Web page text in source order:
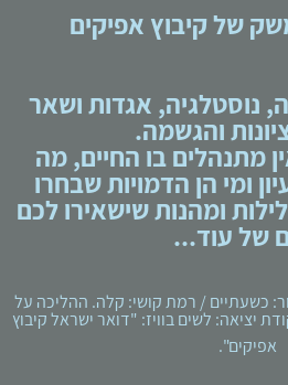
של קיבוץ אפיקים
נוסטלגיה, אגדות ושאר
והגשמה.
מתנהלים בו החיים, מה
ומי הן הדמויות שבחרו
ומהנות שישאירו לכם
של עוד...
/ משך הסיור: כשעתיים / רמת קושי: קלה. ההליכה על
יציאה: לשים בוויז: "דואר ישראל קיבוץ
אפיקים".